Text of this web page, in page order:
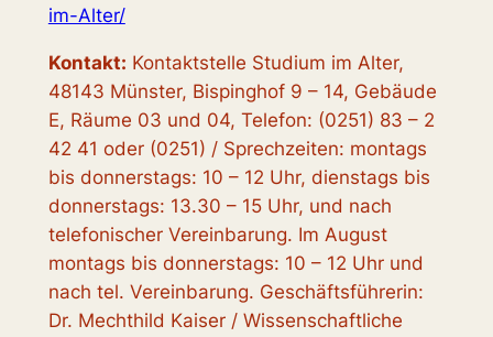
im-Alter/
Kontakt: Kontaktstelle Studium im Alter,
48143 Münster, Bispinghof 9 – 14, Gebäude
E, Räume 03 und 04, Telefon: (0251) 83 – 2
42 41 oder (0251) / Sprechzeiten: montags
bis donnerstags: 10 – 12 Uhr, dienstags bis
donnerstags: 13.30 – 15 Uhr, und nach
telefonischer Vereinbarung. Im August
montags bis donnerstags: 10 – 12 Uhr und
nach tel. Vereinbarung. Geschäftsführerin:
Dr. Mechthild Kaiser / Wissenschaftliche